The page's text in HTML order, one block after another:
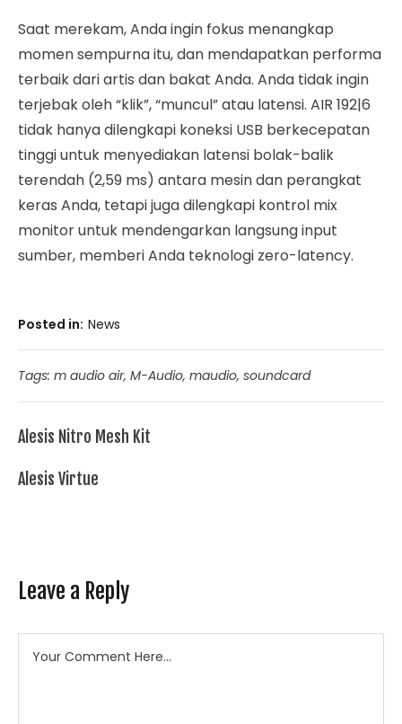
Saat merekam, Anda ingin fokus menangkap
momen sempurna itu, dan mendapatkan performa
terbaik dari artis dan bakat Anda. Anda tidak ingin
terjebak oleh “klik”, “muncul” atau latensi. AIR 192|6
tidak hanya dilengkapi koneksi USB berkecepatan
tinggi untuk menyediakan latensi bolak-balik
terendah (2,59 ms) antara mesin dan perangkat
keras Anda, tetapi juga dilengkapi kontrol mix
monitor untuk mendengarkan langsung input
sumber, memberi Anda teknologi zero-latency.
Posted in News
Tags: m audio air, M-Audio, maudio, soundcard
Alesis Nitro Mesh Kit
Alesis Virtue
Leave a Reply